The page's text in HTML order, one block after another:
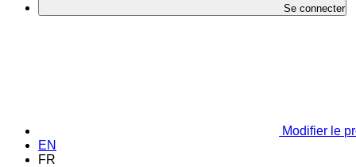
Se connecter
Modifier le
EN
FR